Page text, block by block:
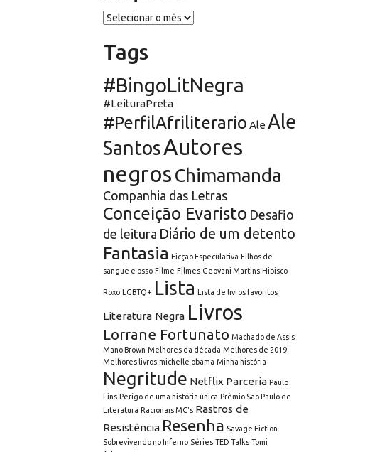
Arquivos
Tags
#BingoLitNegra
#LeituraPreta
#PerfilAfriliterario Ale Ale
SantosAutores
negros Chimamanda
Companhia das Letras
Conceição Evaristo Desafio
de leitura Diário de um detento
Fantasia Ficção Especulativa Filhos de
sangue e osso Filme Filmes Geovani Martins Hibisco
Roxo LGBTQ+ Lista Lista de livros favoritos
Literatura Negra Livros
Lorrane Fortunato Machado de Assis
Mano Brown Melhores da década Melhores de 2019
Melhores livros michelle obama Minha história
Negritude Netflix Parceria Paulo
Lins Perigo de uma história única Prêmio São Paulo de
Literatura Racionais MC's Rastros de
Resistência Resenha Savage Fiction
Sobrevivendo no Inferno Séries TED Talks Tomi